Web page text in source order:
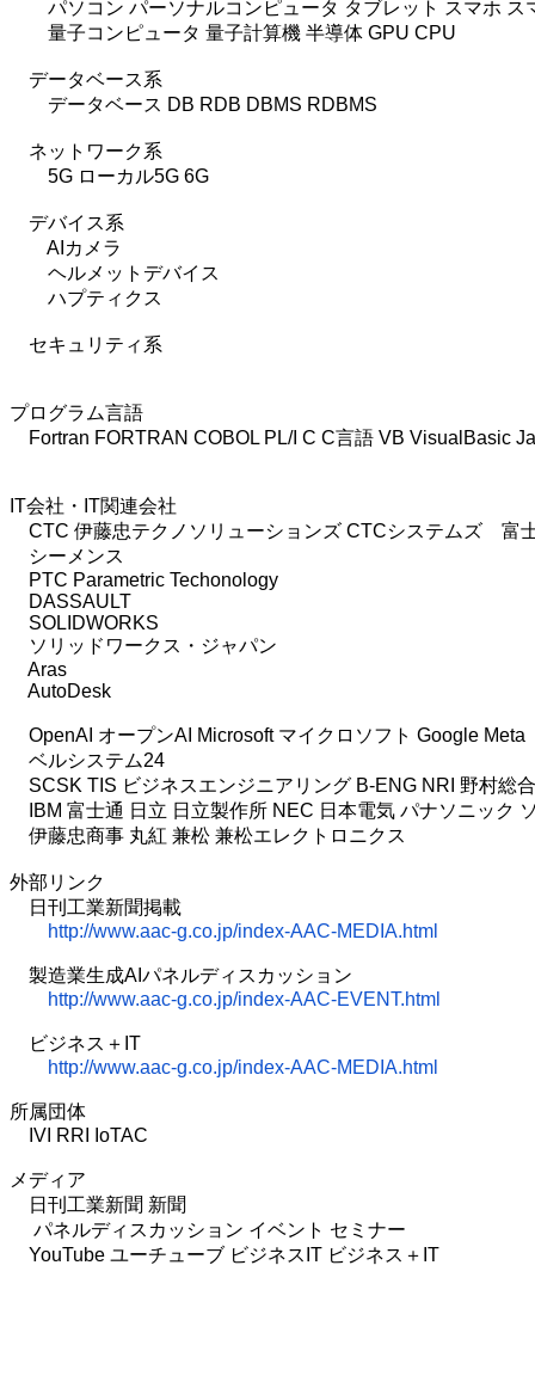
パソコン パーソナルコンピュータ タブレット スマホ ス
量子コンピュータ 量子計算機 半導体 GPU CPU
データベース系
データベース DB RDB DBMS RDBMS
ネットワーク系
5G ローカル5G 6G
デバイス系
AIカメラ
ヘルメットデバイス
ハプティクス
セキュリティ系
プログラム言語
Fortran FORTRAN COBOL PL/I C C言語 VB VisualBasic
IT会社・IT関連会社
CTC 伊藤忠テクノソリューションズ CTCシステムズ 富
シーメンス
PTC Parametric Techonology
DASSAULT
SOLIDWORKS
ソリッドワークス・ジャパン
Aras
AutoDesk
OpenAI オープンAI Microsoft マイクロソフト Google Meta
ベルシステム24
SCSK TIS ビジネスエンジニアリング B-ENG NRI 野村総
IBM 富士通 日立 日立製作所 NEC 日本電気 パナソニック
伊藤忠商事 丸紅 兼松 兼松エレクトロニクス
外部リンク
日刊工業新聞掲載
http://www.aac-g.co.jp/index-AAC-MEDIA.html
製造業生成AIパネルディスカッション
http://www.aac-g.co.jp/index-AAC-EVENT.html
ビジネス＋IT
http://www.aac-g.co.jp/index-AAC-MEDIA.html
所属団体
IVI RRI IoTAC
メディア
日刊工業新聞 新聞
パネルディスカッション イベント セミナー
YouTube ユーチューブ ビジネスIT ビジネス＋IT